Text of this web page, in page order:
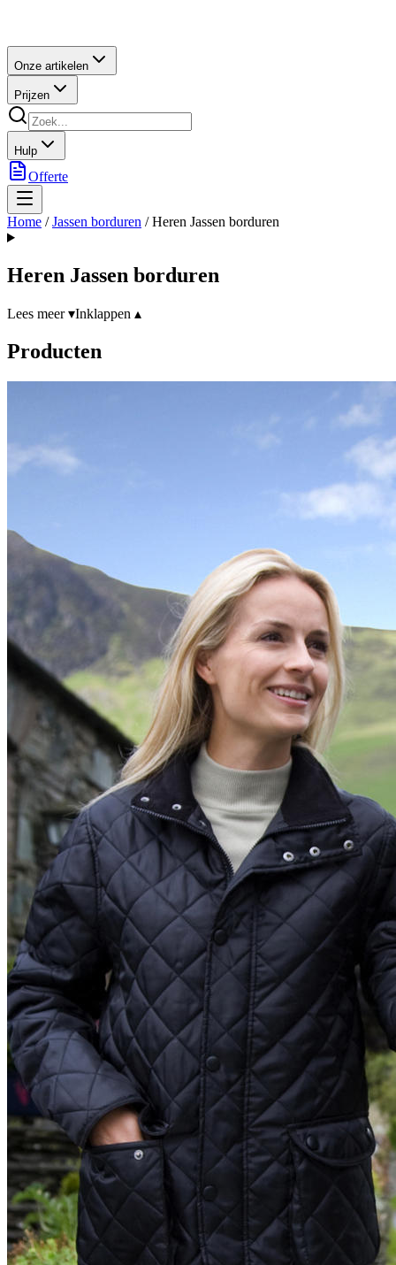
Onze artikelen
Prijzen
Hulp
Offerte
Home /Jassen borduren /Heren Jassen borduren
Heren Jassen borduren
Lees meer ▾Inklappen ▴
Producten